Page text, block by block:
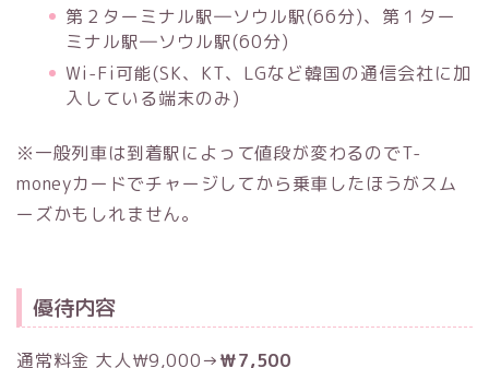
第２ターミナル駅―ソウル駅(66分)、第１ター
ミナル駅―ソウル駅(60分)
Wi-Fi可能(SK、KT、LGなど韓国の通信会社に加
入している端末のみ)
※一般列車は到着駅によって値段が変わるのでT-
moneyカードでチャージしてから乗車したほうがスム
ーズかもしれません。
優待内容
通常料金 大人₩9,000→₩7,500